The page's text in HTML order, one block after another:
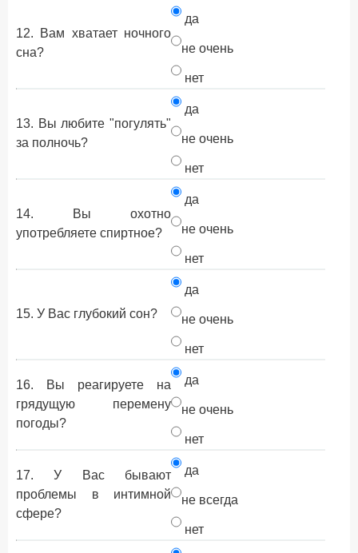
12. Вам хватает ночного
сна?
да
не очень
нет
13. Вы любите "погулять"
за полночь?
да
не очень
нет
14. Вы охотно
употребляете спиртное?
да
не очень
нет
15. У Вас глубокий сон?
да
не очень
нет
16. Вы реагируете на
грядущую перемену
погоды?
да
не очень
нет
17. У Вас бывают
проблемы в интимной
сфере?
да
не всегда
нет